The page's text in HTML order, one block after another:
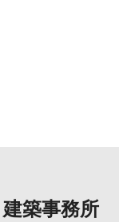
築事務所